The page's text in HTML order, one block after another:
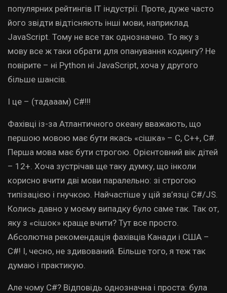
популярних рейтингів ІТ індустрії. Проте, дуже часто
його звідти відтісняють інші мови, наприклад
JavaScript. Тому не все так однозначно. То яку з
мову все ж таки обрати для опанування кодингу? Не
повірите – ні Python ні JavaScript, хоча у другого
більше шансів.
І це – (тадааам) С#!!!
Фахівці із-за Атлантичного океану вважають, що
першою мовою має бути якась «сішка» – С, С++, С#.
Перша мова має бути строгою. Орієнтовний вік дітей
– 12+. Хоча зустрічав ще таку думку, що інколи
корисно вчити дві мови паралельно: зі строгою
типізацією і гнучкою. Найчастіше у цій зв’язці C#/JS.
Колись давно у моєму випадку було саме так. Так от,
яку з «сішок» краще вчити? Тут все просто.
Абсолютна рекомендація фахівців Канади і США –
С#! І, чесно, не здивований. Більше того, я теж так
думаю і практикую.
Але чому С#? Відповідь однозначна і проста: була